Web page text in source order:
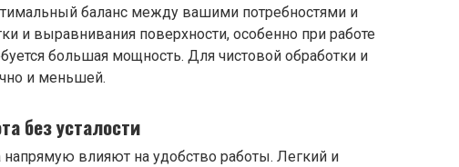
баланс между вашими потребностями и
и выравнивания поверхности, особенно при работе
большая мощность. Для чистовой обработки и
и меньшей.
без усталости
напрямую влияют на удобство работы. Легкий и